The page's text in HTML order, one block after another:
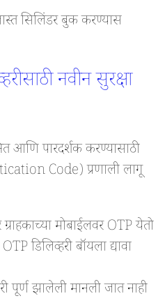
सिलिंडर बुक करण्यास
नवीन सुरक्षा
आणि पारदर्शक करण्यासाठी
Code) प्रणाली लागू
मोबाईलवर OTP येतो
डिलिव्हरी बॉयला द्यावा
पूर्ण झालेली मानली जात नाही